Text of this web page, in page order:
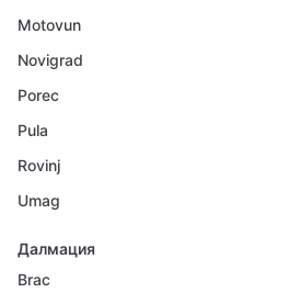
Motovun
Novigrad
Porec
Pula
Rovinj
Umag
Далмация
Brac